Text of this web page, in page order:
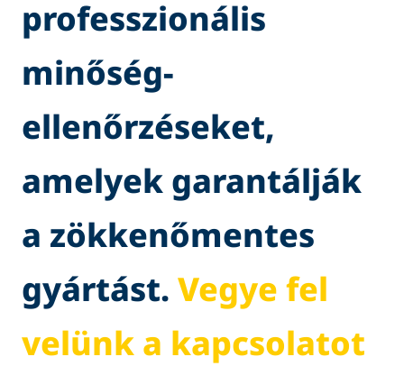
professzionális
minőség-
ellenőrzéseket,
amelyek garantálják
a zökkenőmentes
gyártást. Vegye fel
velünk a kapcsolatot